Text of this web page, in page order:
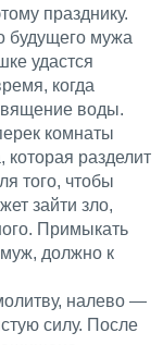
празднику.
будущего мужа
удастся
когда
воды.
комнаты
которая разделит
того, чтобы
зайти зло,
Примыкать
должно к
налево —
силу. После